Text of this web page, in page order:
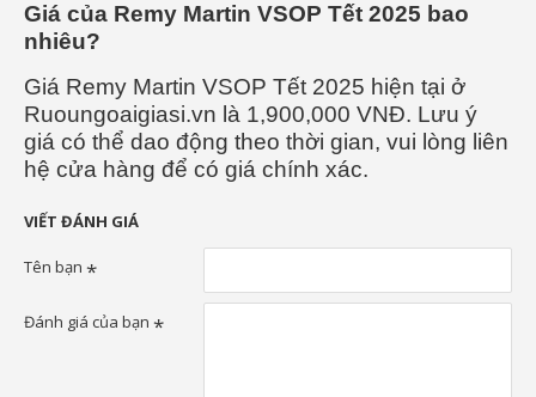
Giá của Remy Martin VSOP Tết 2025 bao
nhiêu?
Giá Remy Martin VSOP Tết 2025 hiện tại ở
Ruoungoaigiasi.vn là 1,900,000 VNĐ. Lưu ý
giá có thể dao động theo thời gian, vui lòng liên
hệ cửa hàng để có giá chính xác.
VIẾT ĐÁNH GIÁ
Tên bạn
Đánh giá của bạn